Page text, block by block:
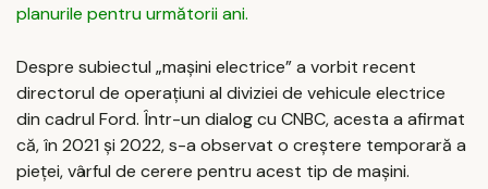
planurile pentru următorii ani.
Despre subiectul „mașini electrice” a vorbit recent
directorul de operațiuni al diviziei de vehicule electrice
din cadrul Ford. Într-un dialog cu CNBC, acesta a afirmat
că, în 2021 și 2022, s-a observat o creștere temporară a
pieței, vârful de cerere pentru acest tip de mașini.